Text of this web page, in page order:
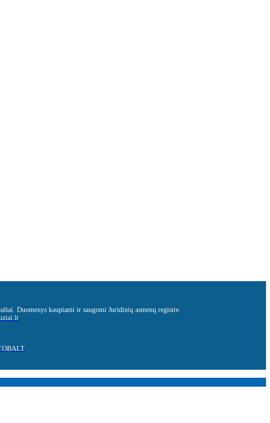
Duomenys kaupiami ir saugomi Juridinių asmenų registre.